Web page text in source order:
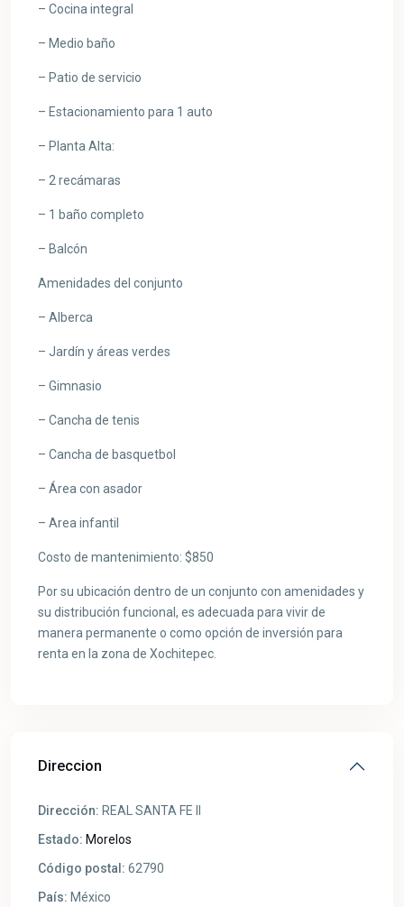
– Cocina integral
– Medio baño
– Patio de servicio
– Estacionamiento para 1 auto
– Planta Alta:
– 2 recámaras
– 1 baño completo
– Balcón
Amenidades del conjunto
– Alberca
– Jardín y áreas verdes
– Gimnasio
– Cancha de tenis
– Cancha de basquetbol
– Área con asador
– Area infantil
Costo de mantenimiento: $850
Por su ubicación dentro de un conjunto con amenidades y
su distribución funcional, es adecuada para vivir de
manera permanente o como opción de inversión para
renta en la zona de Xochitepec.
Direccion
Dirección: REAL SANTA FE II
Estado: Morelos
Código postal: 62790
País: México